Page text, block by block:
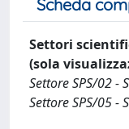
Scheda
Settori
(sola
Settore SPS/02 -
Settore SPS/05 -